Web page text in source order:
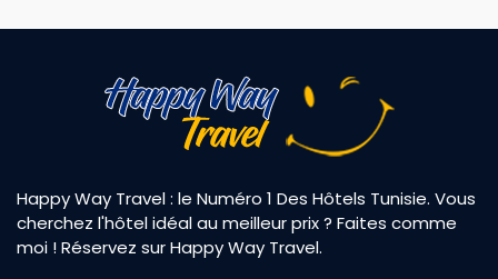
Happy Way Travel : le Numéro 1 Des Hôtels Tunisie. Vous
cherchez l'hôtel idéal au meilleur prix ? Faites comme
moi ! Réservez sur Happy Way Travel.